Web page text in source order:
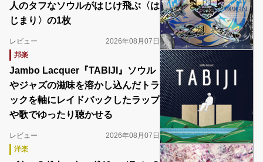
人のタフなソウルがはじけ飛ぶ〈は
じまり〉の1枚
レビュー
2026年08月07日
邦楽
Jambo Lacquer『TABIJI』ソウル
やジャズの滋味を溶かし込んだトラ
ックを軸にレイドバックしたラップ
や歌でゆったり聴かせる
レビュー
2026年08月07日
洋楽